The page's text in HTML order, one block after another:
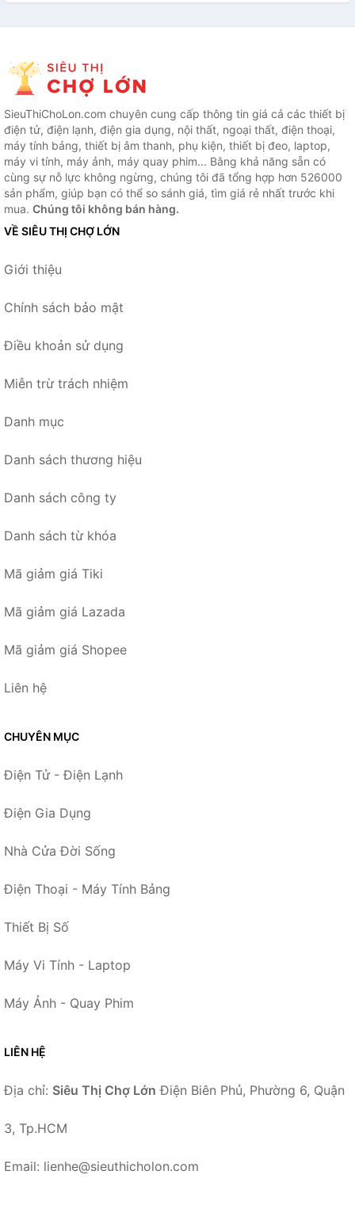
SieuThiChoLon.com chuyên cung cấp thông tin giá cả các thiết bị
điện tử, điện lạnh, điện gia dụng, nội thất, ngoại thất, điện thoại,
máy tính bảng, thiết bị âm thanh, phụ kiện, thiết bị đeo, laptop,
máy vi tính, máy ảnh, máy quay phim... Bằng khả năng sẵn có
cùng sự nỗ lực không ngừng, chúng tôi đã tổng hợp hơn 526000
sản phẩm, giúp bạn có thể so sánh giá, tìm giá rẻ nhất trước khi
mua. Chúng tôi không bán hàng.
VỀ SIÊU THỊ CHỢ LỚN
Giới thiệu
Chính sách bảo mật
Điều khoản sử dụng
Miễn trừ trách nhiệm
Danh mục
Danh sách thương hiệu
Danh sách công ty
Danh sách từ khóa
Mã giảm giá Tiki
Mã giảm giá Lazada
Mã giảm giá Shopee
Liên hệ
CHUYÊN MỤC
Điện Tử - Điện Lạnh
Điện Gia Dụng
Nhà Cửa Đời Sống
Điện Thoại - Máy Tính Bảng
Thiết Bị Số
Máy Vi Tính - Laptop
Máy Ảnh - Quay Phim
LIÊN HỆ
Địa chỉ: Siêu Thị Chợ Lớn Điện Biên Phủ, Phường 6, Quận
3, Tp.HCM
Email: lienhe@sieuthicholon.com